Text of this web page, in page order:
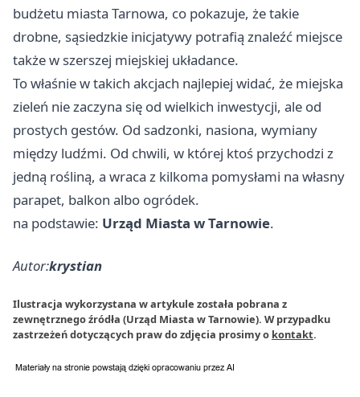
budżetu miasta Tarnowa, co pokazuje, że takie
drobne, sąsiedzkie inicjatywy potrafią znaleźć miejsce
także w szerszej miejskiej układance.
To właśnie w takich akcjach najlepiej widać, że miejska
zieleń nie zaczyna się od wielkich inwestycji, ale od
prostych gestów. Od sadzonki, nasiona, wymiany
między ludźmi. Od chwili, w której ktoś przychodzi z
jedną rośliną, a wraca z kilkoma pomysłami na własny
parapet, balkon albo ogródek.
na podstawie: Urząd Miasta w Tarnowie.
Autor:krystian
Ilustracja wykorzystana w artykule została pobrana z
zewnętrznego źródła (Urząd Miasta w Tarnowie). W przypadku
zastrzeżeń dotyczących praw do zdjęcia prosimy o kontakt.